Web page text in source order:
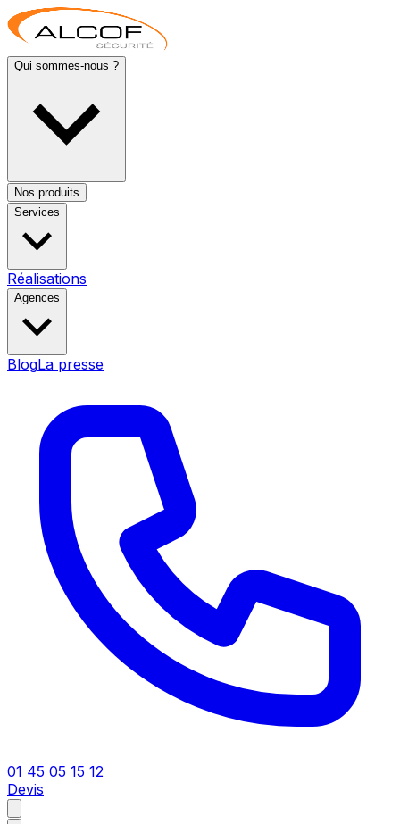
Qui sommes-nous ?
Nos produits
Services
Réalisations
Agences
BlogLa presse
01 45 05 15 12
Devis